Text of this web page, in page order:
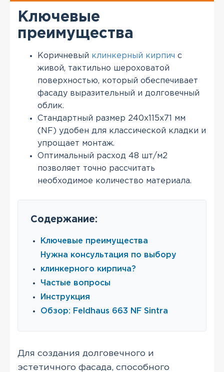
Ключевые
преимущества
Коричневый клинкерный кирпич с
живой, тактильно шероховатой
поверхностью, который обеспечивает
фасаду выразительный и долговечный
облик.
Стандартный размер 240x115x71 мм
(NF) удобен для классической кладки и
упрощает монтаж.
Оптимальный расход 48 шт/м2
позволяет точно рассчитать
необходимое количество материала.
Содержание:
Ключевые преимущества
Нужна консультация по выбору
клинкерного кирпича?
Частые вопросы
Инструкция
Обзор: Feldhaus 663 NF Sintra
Для создания долговечного и
эстетичного фасада, способного